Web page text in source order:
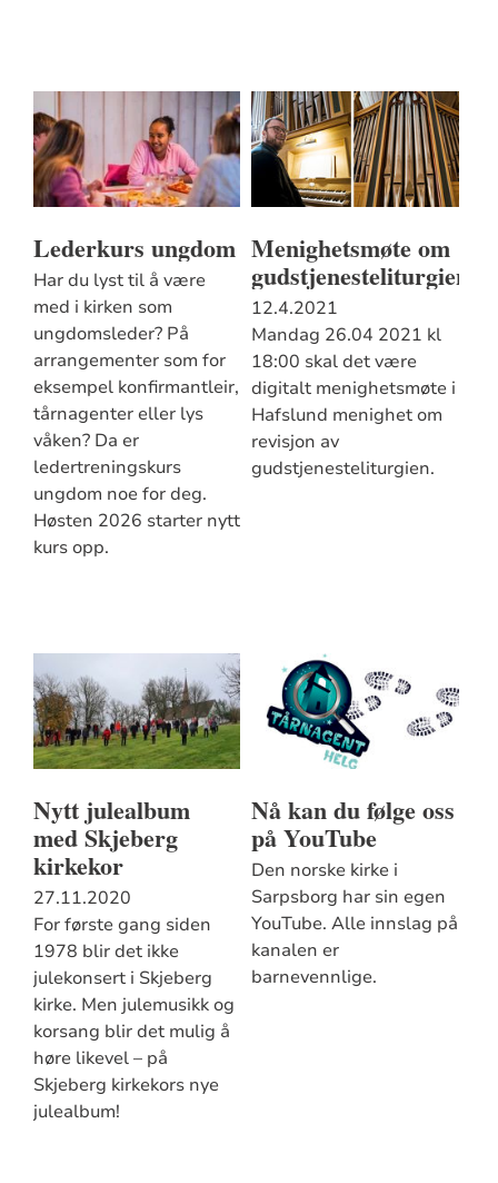
Lederkurs ungdom
Har du lyst til å være
med i kirken som
ungdomsleder? På
arrangementer som for
eksempel konfirmantleir,
tårnagenter eller lys
våken? Da er
ledertreningskurs
ungdom noe for deg.
Høsten 2026 starter nytt
kurs opp.
Menighetsmøte om
gudstjenesteliturgien
12.4.2021
Mandag 26.04 2021 kl
18:00 skal det være
digitalt menighetsmøte i
Hafslund menighet om
revisjon av
gudstjenesteliturgien.
Nytt julealbum
med Skjeberg
kirkekor
27.11.2020
For første gang siden
1978 blir det ikke
julekonsert i Skjeberg
kirke. Men julemusikk og
korsang blir det mulig å
høre likevel – på
Skjeberg kirkekors nye
julealbum!
Nå kan du følge oss
på YouTube
Den norske kirke i
Sarpsborg har sin egen
YouTube. Alle innslag på
kanalen er
barnevennlige.